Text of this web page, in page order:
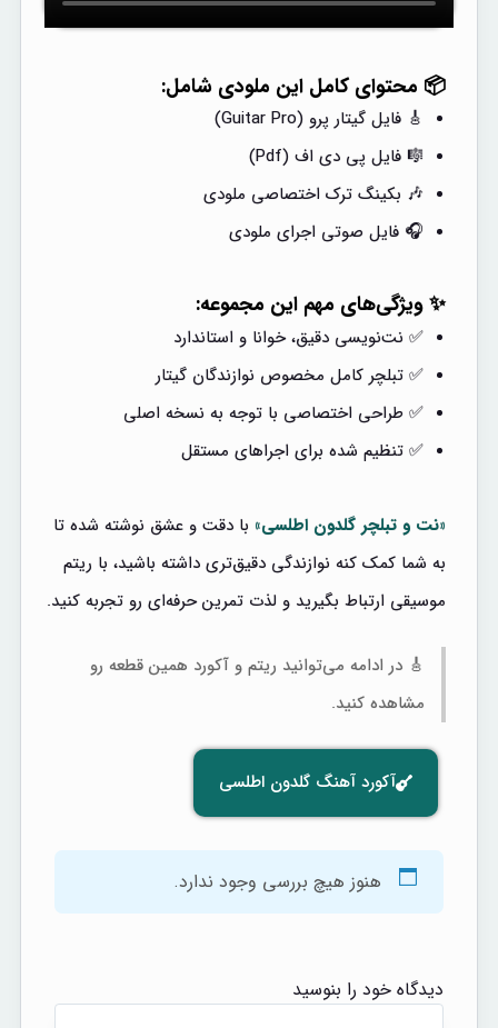
📦 محتوای کامل این ملودی شامل:
🎸 فایل گیتار پرو (Guitar Pro)
🎼 فایل پی دی اف (Pdf)
🎶 بکینگ ترک اختصاصی ملودی
🎧 فایل صوتی اجرای ملودی
✨ ویژگی‌های مهم این مجموعه:
✅ نت‌نویسی دقیق، خوانا و استاندارد
✅ تبلچر کامل مخصوص نوازندگان گیتار
✅ طراحی اختصاصی با توجه به نسخه اصلی
✅ تنظیم شده برای اجراهای مستقل
«نت و تبلچر گلدون اطلسی» با دقت و عشق نوشته شده تا
به شما کمک کنه نوازندگی دقیق‌تری داشته باشید، با ریتم
موسیقی ارتباط بگیرید و لذت تمرین حرفه‌ای رو تجربه کنید.
🎸 در ادامه می‌توانید ریتم و آکورد همین قطعه رو
مشاهده کنید.
آکورد آهنگ گلدون اطلسی
هنوز هیچ بررسی وجود ندارد.
دیدگاه خود را بنوسید